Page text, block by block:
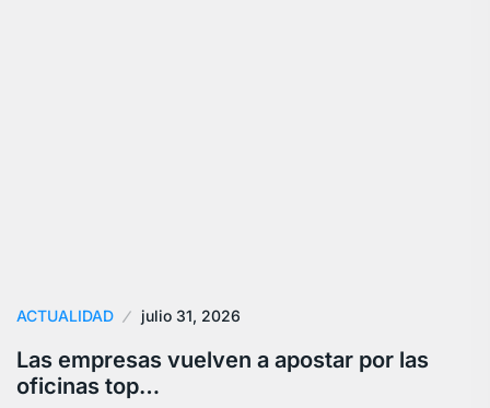
ACTUALIDAD julio 31, 2026
Las empresas vuelven a apostar por las
oficinas top…